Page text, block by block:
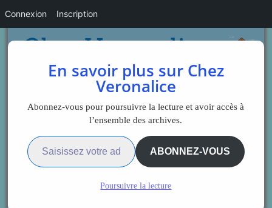
En savoir plus sur Chez
Veronalice
Abonnez-vous pour poursuivre la lecture et avoir accès à
l’ensemble des archives.
Saisissez votre adresse e-mail…
ABONNEZ-VOUS
Poursuivre la lecture
Connexion Inscription